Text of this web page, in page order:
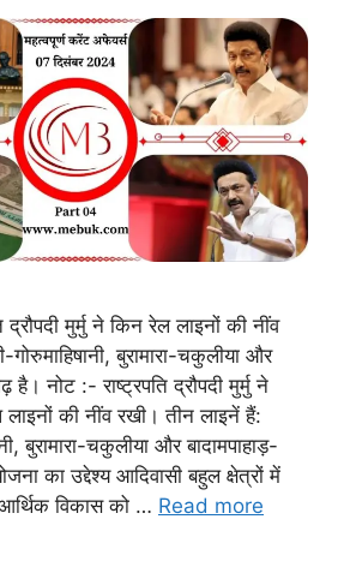
द्रौपदी मुर्मु ने किन रेल लाइनों की नींव
गोरुमाहिषानी, बुरामारा-चकुलीया और
नोट :- राष्ट्रपति द्रौपदी मुर्मु ने
की नींव रखी। तीन लाइनें हैं:
बुरामारा-चकुलीया और बादामपाहाड़-
का उद्देश्य आदिवासी बहुल क्षेत्रों में
विकास को … Read more